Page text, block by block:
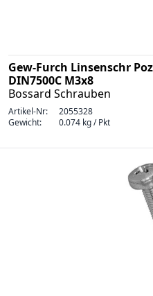
Gew-Furch Linsenschr
DIN7500C M3x8
Bossard Schrauben
Artikel-Nr:
2055328
Gewicht:
0.074 kg / Pkt